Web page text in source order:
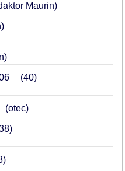
Maurin)
40
(otec)